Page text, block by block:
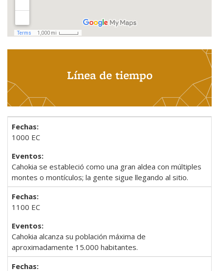
Línea de tiempo
1000 EC
Cahokia se estableció como una gran aldea con múltiples
montes o montículos; la gente sigue llegando al sitio.
1100 EC
Cahokia alcanza su población máxima de
aproximadamente 15.000 habitantes.